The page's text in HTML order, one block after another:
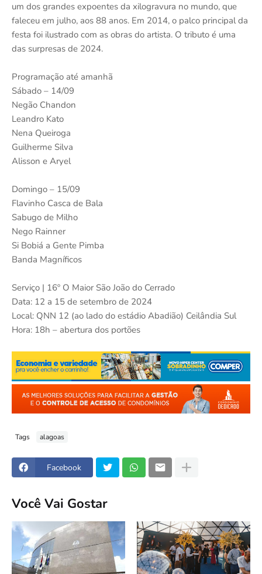
um dos grandes expoentes da xilogravura no mundo, que
faleceu em julho, aos 88 anos. Em 2014, o palco principal da
festa foi ilustrado com as obras do artista. O tributo é uma
das surpresas de 2024.
Programação até amanhã
Sábado – 14/09
Negão Chandon
Leandro Kato
Nena Queiroga
Guilherme Silva
Alisson e Aryel
Domingo – 15/09
Flavinho Casca de Bala
Sabugo de Milho
Nego Rainner
Si Bobiá a Gente Pimba
Banda Magníficos
Serviço | 16º O Maior São João do Cerrado
Data: 12 a 15 de setembro de 2024
Local: QNN 12 (ao lado do estádio Abadião) Ceilândia Sul
Hora: 18h – abertura dos portões
Tags alagoas
Facebook
Você Vai Gostar